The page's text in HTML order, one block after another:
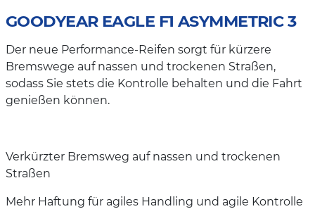
GOODYEAR EAGLE F1 ASYMMETRIC 3
Der neue Performance-Reifen sorgt für kürzere
Bremswege auf nassen und trockenen Straßen,
sodass Sie stets die Kontrolle behalten und die Fahrt
genießen können.
Verkürzter Bremsweg auf nassen und trockenen
Straßen
Mehr Haftung für agiles Handling und agile Kontrolle